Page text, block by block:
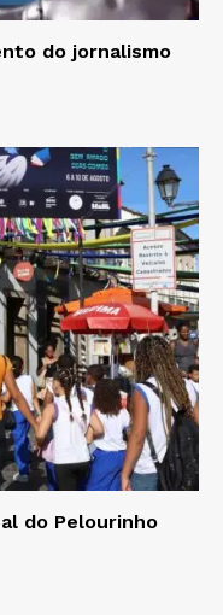
do jornalismo
do Pelourinho